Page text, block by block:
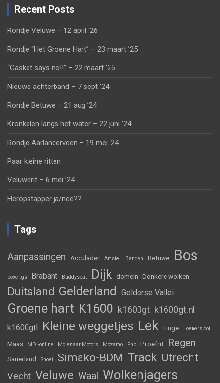
Recent Posts
Rondje Veluwe – 12 april ’26
Rondje “Het Groene Hart” – 23 maart ’25
“Gasket says no!!” – 22 maart ’25
Nieuwe achterband – 7 sept ’24
Rondje Betuwe – 21 aug ’24
Kronkelen langs het water – 22 juni ’24
Rondje Aarlanderveen – 19 mei ’24
Paar kleine ritten
Veluwerit – 6 mei ’24
Heropstapper ja/nee??
Tags
Aanpassingen Acculader Amstel Banden Betuwe Bos
boxer.gs Brabant Buddyseat Dijk domein Donkere wolken
Duitsland Gelderland Gelderse Vallei
Groene hart K1600 k1600gt k1600gt.nl
k1600gtl Kleine weggetjes Lek Linge Loenersloot
Maas MDI-online Molenaar Motors Mozamo Php Proefrit Regen
Sauerland Shoei Simako-BDM Track Utrecht
Vecht Veluwe Waal Wolkenjagers